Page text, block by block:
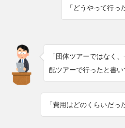
「どうやって行っ
「団体ツアーではなく
配ツアーで行ったと書い
「費用はどのくらいだっ